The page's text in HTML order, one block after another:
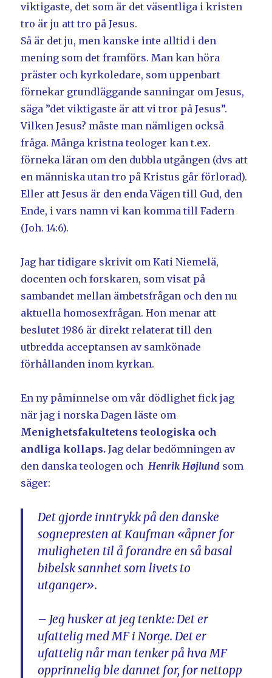
viktigaste, det som är det väsentliga i kristen
tro är ju att tro på Jesus.
Så är det ju, men kanske inte alltid i den
mening som det framförs. Man kan höra
präster och kyrkoledare, som uppenbart
förnekar grundläggande sanningar om Jesus,
säga ”det viktigaste är att vi tror på Jesus”.
Vilken Jesus? måste man nämligen också
fråga. Många kristna teologer kan t.ex.
förneka läran om den dubbla utgången (dvs att
en människa utan tro på Kristus går förlorad).
Eller att Jesus är den enda Vägen till Gud, den
Ende, i vars namn vi kan komma till Fadern
(Joh. 14:6).
Jag har tidigare skrivit om Kati Niemelä,
docenten och forskaren, som visat på
sambandet mellan ämbetsfrågan och den nu
aktuella homosexfrågan. Hon menar att
beslutet 1986 är direkt relaterat till den
utbredda acceptansen av samkönade
förhållanden inom kyrkan.
En ny påminnelse om vår dödlighet fick jag
när jag i norska Dagen läste om
Menighetsfakultetens teologiska och
andliga kollaps.Jag delar bedömningen av
den danska teologen ochHenrik Højlund som
säger:
Det gjorde inntrykk på den danske
sognepresten at Kaufman «åpner for
muligheten til å forandre en så basal
bibelsk sannhet som livets to
utganger».
– Jeg husker at jeg tenkte: Det er
ufattelig med MF i Norge. Det er
ufattelig når man tenker på hva MF
opprinnelig ble dannet for, for nettopp